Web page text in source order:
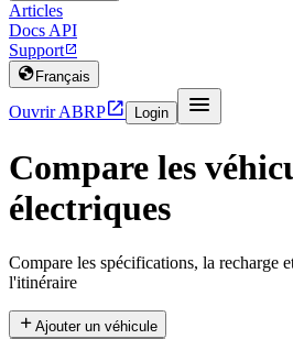
Articles
Docs API
Support
 Français
Ouvrir ABRP Login 
Compare les
électriques
Compare les spécifications, la recharge
l'itinéraire
 Ajouter un véhicule